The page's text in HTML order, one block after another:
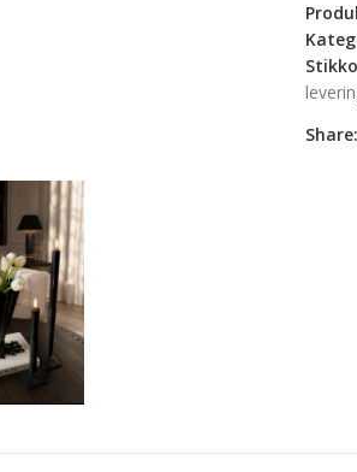
Share: